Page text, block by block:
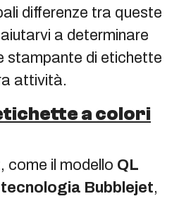
differenze tra queste
a determinare
stampante di etichette
attività.
a colori
come il modello QL
tecnologia Bubblejet,